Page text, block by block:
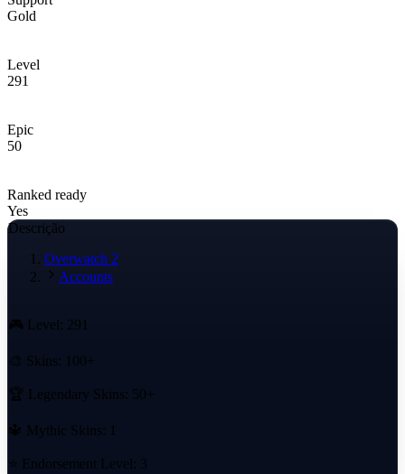
Gold
Level
291
Epic
50
Ranked ready
Yes
Descrição
Overwatch 2
Accounts
🎮 Level: 291
🎨 Skins: 100+
🏆 Legendary Skins: 50+
🔱 Mythic Skins: 1
⭐ Endorsement Level: 3